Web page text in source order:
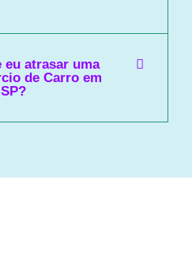
eu atrasar uma
de Carro em